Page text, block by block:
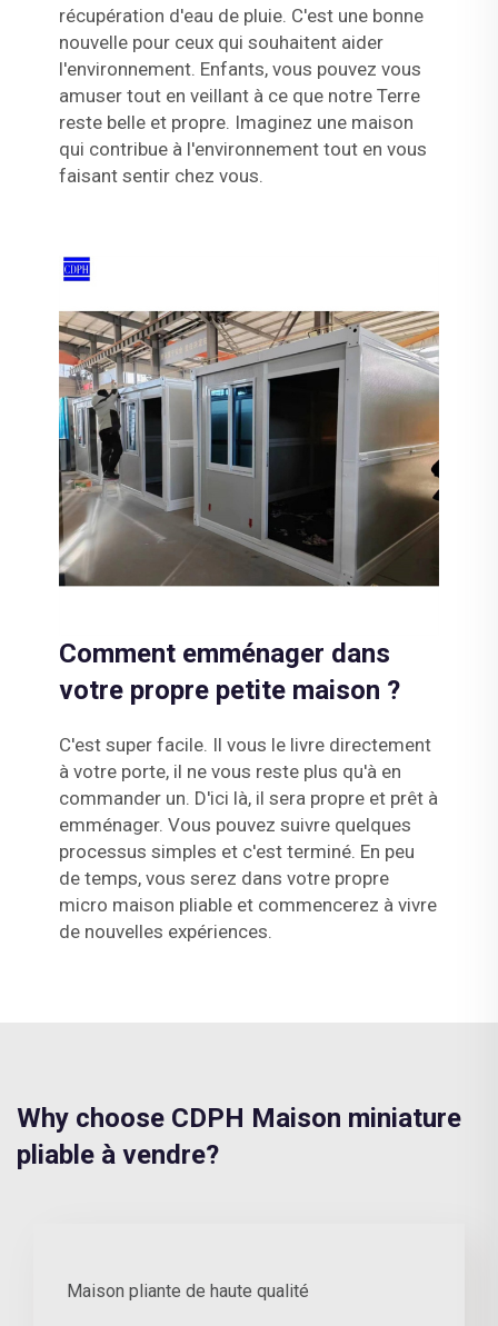
récupération d'eau de pluie. C'est une bonne
nouvelle pour ceux qui souhaitent aider
l'environnement. Enfants, vous pouvez vous
amuser tout en veillant à ce que notre Terre
reste belle et propre. Imaginez une maison
qui contribue à l'environnement tout en vous
faisant sentir chez vous.
Comment emménager dans
votre propre petite maison ?
C'est super facile. Il vous le livre directement
à votre porte, il ne vous reste plus qu'à en
commander un. D'ici là, il sera propre et prêt à
emménager. Vous pouvez suivre quelques
processus simples et c'est terminé. En peu
de temps, vous serez dans votre propre
micro maison pliable et commencerez à vivre
de nouvelles expériences.
Why choose CDPH Maison miniature
pliable à vendre?
Maison pliante de haute qualité